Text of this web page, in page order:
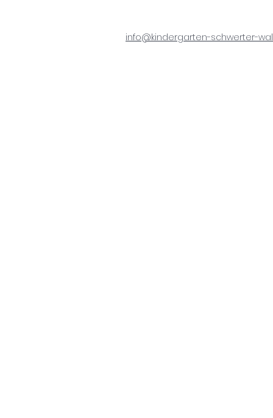
info@kindergarten-schwerter-